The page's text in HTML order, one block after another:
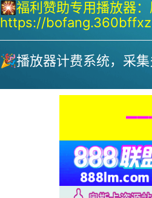
🎇福利赞助专用播放器：
https://
🎉播放器计费系统，采